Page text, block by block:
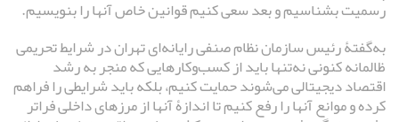
رسمیت بشناسیم و بعد سعی کنیم قوانین خاص آنها را بنویسیم.
به‌گفتۀ رئیس سازمان نظام صنفی رایانه‌ای تهران در شرایط تحریمی
ظالمانه کنونی نه‌تنها باید از کسب‌وکارهایی که منجر به رشد
اقتصاد دیجیتالی می‌شوند حمایت کنیم، بلکه باید شرایطی را فراهم
کرده و موانع آنها را رفع کنیم تا اندازۀ آنها از مرزهای داخلی فراتر